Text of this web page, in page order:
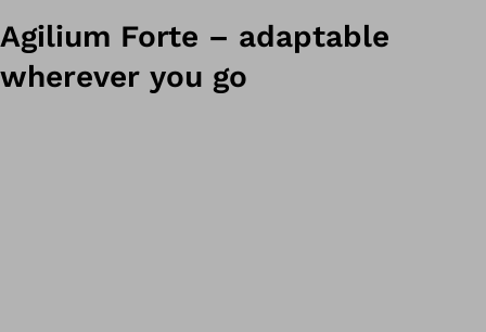
Agilium Forte – adaptable
wherever you go